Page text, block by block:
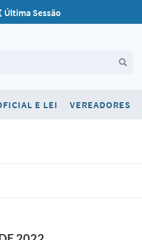
Última Sessão
Concursos
E LEI VEREADORES